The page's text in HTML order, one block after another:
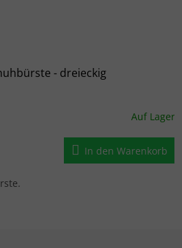
- dreieckig
Auf Lager
In den Warenkorb